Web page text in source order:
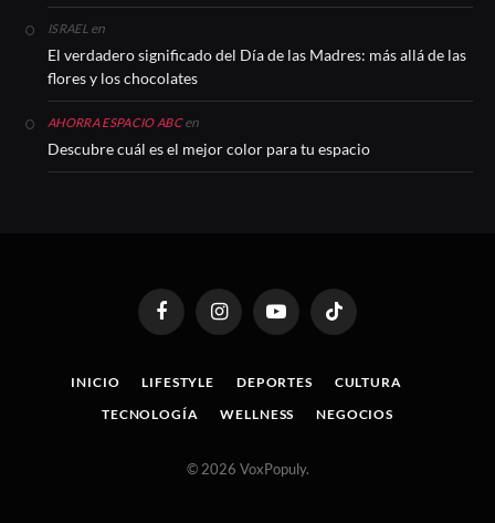
ISRAEL en
El verdadero significado del Día de las Madres: más allá de las
flores y los chocolates
AHORRA ESPACIO ABCen
Descubre cuál es el mejor color para tu espacio
FacebookInstagramYouTubeTikTok
INICIO LIFESTYLE DEPORTES
CULTURA
TECNOLOGÍA
WELLNESS NEGOCIOS
© 2026 VoxPopuly.